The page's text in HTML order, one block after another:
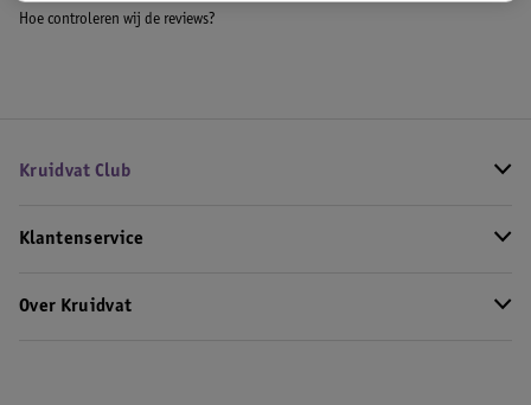
Hoe controleren wij de reviews?
Kruidvat Club
Klantenservice
Over Kruidvat